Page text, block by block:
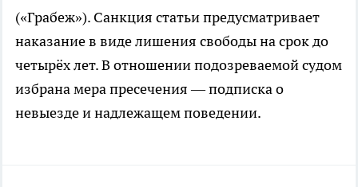
(«Грабеж»). Санкция статьи предусматривает
наказание в виде лишения свободы на срок до
четырёх лет. В отношении подозреваемой судом
избрана мера пресечения — подписка о
невыезде и надлежащем поведении.